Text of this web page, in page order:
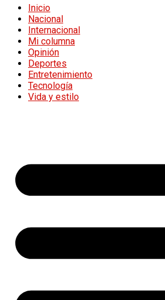
Inicio
Nacional
Internacional
Mi columna
Opinión
Deportes
Entretenimiento
Tecnología
Vida y estilo